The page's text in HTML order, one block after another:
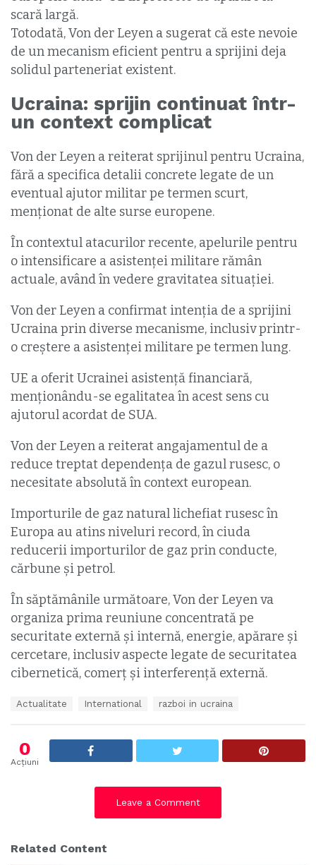
scară largă.
Totodată, Von der Leyen a sugerat că este nevoie
de un mecanism eficient pentru a sprijini deja
solidul parteneriat existent.
Ucraina: sprijin continuat într-
un context complicat
Von der Leyen a reiterat sprijinul pentru Ucraina,
fără a specifica detalii concrete legate de un
eventual ajutor militar pe termen scurt,
menţionat de alte surse europene.
În contextul atacurilor recente, apelurile pentru
o intensificare a asistenței militare rămân
actuale, având în vedere gravitatea situației.
Von der Leyen a confirmat intenţia de a sprijini
Ucraina prin diverse mecanisme, inclusiv printr-
o creştere a asistenţei militare pe termen lung.
UE a oferit Ucrainei asistență financiară,
menționându-se egalitatea în acest sens cu
ajutorul acordat de SUA.
Von der Leyen a reiterat angajamentul de a
reduce treptat dependenţa de gazul rusesc, o
necesitate absolută în context european.
Importurile de gaz natural lichefiat rusesc în
Europa au atins niveluri record, în ciuda
reducerii importurilor de gaz prin conducte,
cărbune şi petrol.
În săptămânile următoare, Von der Leyen va
organiza prima reuniune concentrată pe
securitate externă şi internă, energie, apărare şi
cercetare, inclusiv aspecte legate de securitatea
cibernetică, comerț și interferență externă.
Actualitate International razboi in ucraina
0
Acțiuni
Leave a Comment
Related Content